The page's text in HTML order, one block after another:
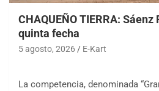
CHAQUEÑO TIERRA:
quinta fecha
5 agosto, 2026 E-Kart
La competencia, denominada